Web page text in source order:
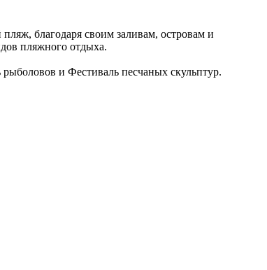
благодаря своим заливам, островам и
пляжного отдыха.
и Фестиваль песчаных скульптур.